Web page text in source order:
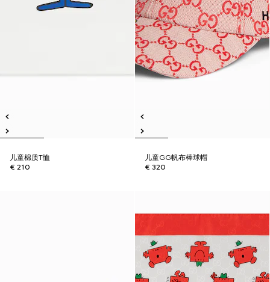
儿童棉质T恤
€ 210
儿童GG帆布棒球帽
€ 320